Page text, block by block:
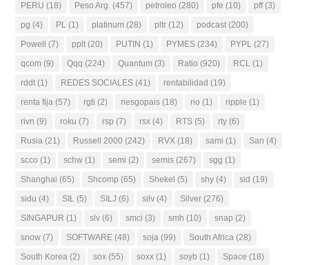
PERU (18) Peso Arg. (457) petroleo (280) pfe (10) pff(3)
pg (4) PL (1) platinum (28) pltr (12) podcast (200)
Powell
(7) pplt (20) PUTIN (1) PYMES (234) PYPL (27)
qcom (9) Qqq (224) Quantum (3) Ratio (920) RCL (1)
rddt (1) REDES SOCIALES (41) rentabilidad (19)
renta fija (57) rgti (2) riesgopais (18) rio (1) ripple (1)
rivn (9) roku (7) rsp (7) rsx (4) RTS (5) rty (6)
Rusia (21) Russell 2000 (242) RVX (18) sami (1) San (4)
scco (1) schw (1) semi (2) semis (267) sgg (1)
Shanghai (65) Shcomp (65) Shekel (5) shy (4) sid (19)
sidu (4) SIL (5) SILJ (6) silv (4) Silver (276)
SINGAPUR (1) slv (6) smci (3) smh (10) snap (2)
snow (7) SOFTWARE (48) soja (99) South Africa (28)
South Korea (2) sox (55) soxx (1) soyb (1) Space (18)